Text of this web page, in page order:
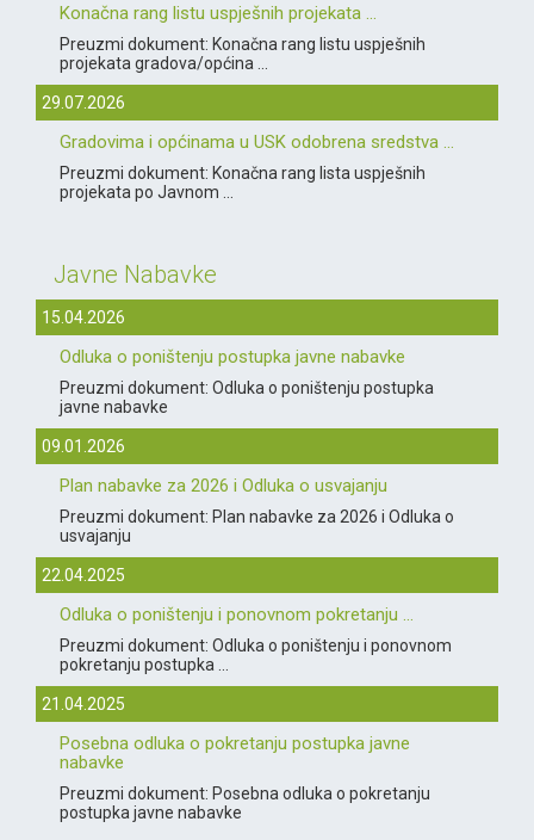
Konačna rang listu uspješnih projekata ...
Preuzmi dokument: Konačna rang listu uspješnih
projekata gradova/općina ...
29.07.2026
Gradovima i općinama u USK odobrena sredstva ...
Preuzmi dokument: Konačna rang lista uspješnih
projekata po Javnom ...
Javne Nabavke
15.04.2026
Odluka o poništenju postupka javne nabavke
Preuzmi dokument: Odluka o poništenju postupka
javne nabavke
09.01.2026
Plan nabavke za 2026 i Odluka o usvajanju
Preuzmi dokument: Plan nabavke za 2026 i Odluka o
usvajanju
22.04.2025
Odluka o poništenju i ponovnom pokretanju ...
Preuzmi dokument: Odluka o poništenju i ponovnom
pokretanju postupka ...
21.04.2025
Posebna odluka o pokretanju postupka javne
nabavke
Preuzmi dokument: Posebna odluka o pokretanju
postupka javne nabavke